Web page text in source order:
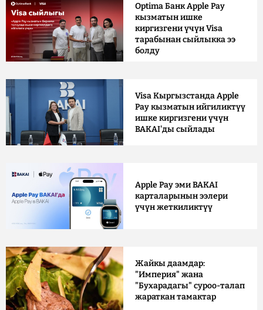
Optima Банк Apple Pay
кызматын ишке
киргизгени үчүн Visa
тарабынан сыйлыкка ээ
болду
Visa Кыргызстанда Apple
Pay кызматын ийгиликтүү
ишке киргизгени үчүн
BAKAI'ды сыйлады
Apple Pay эми BAKAI
карталарынын ээлери
үчүн жеткиликтүү
Жайкы даамдар:
"Империя" жана
"Бухарадагы" суроо-талап
жараткан тамактар